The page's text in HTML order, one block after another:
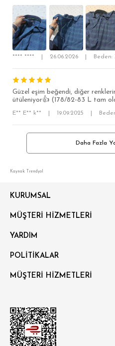
**** **** 26.06.2026 Beden:
Güzel eşim beğendi, diğer
ütüleniyor👍 (178/82-83 L tam
E** E** k** 19.09.2025
Daha Fazla
Kaynak: Trendyol
KURUMSAL
MÜŞTERİ HİZMETLERİ
YARDIM
POLİTİKALAR
MÜŞTERİ HİZMETLERİ